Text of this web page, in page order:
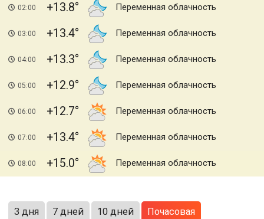
02:00 +13.8 Переменная облачность
03:00 +13.4 Переменная облачность
04:00 +13.3 Переменная облачность
05:00 +12.9 Переменная облачность
06:00 +12.7 Переменная облачность
07:00 +13.4 Переменная облачность
08:00 +15.0 Переменная облачность
3 дня 7 дней 10 дней Почасовая